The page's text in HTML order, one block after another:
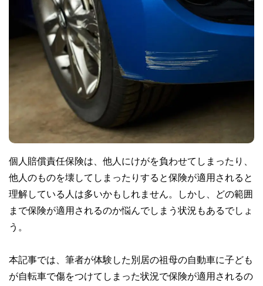
個人賠償責任保険は、他人にけがを負わせてしまったり、
他人のものを壊してしまったりすると保険が適用されると
理解している人は多いかもしれません。しかし、どの範囲
まで保険が適用されるのか悩んでしまう状況もあるでしょ
う。
本記事では、筆者が体験した別居の祖母の自動車に子ども
が自転車で傷をつけてしまった状況で保険が適用されるの